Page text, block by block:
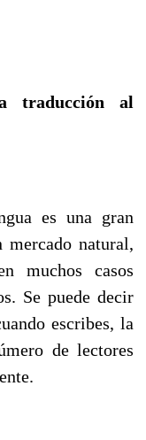
traducción al
es una gran
natural,
muchos casos
Se puede decir
escribes, la
de lectores